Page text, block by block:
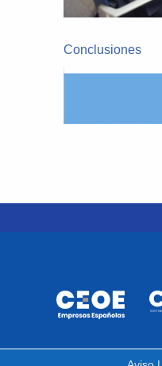
Conclusiones